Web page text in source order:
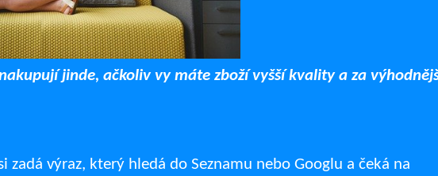
jinde, ačkoliv vy máte zboží vyšší kvality a za
zadá výraz, který hledá do Seznamu nebo Googlu a čeká na